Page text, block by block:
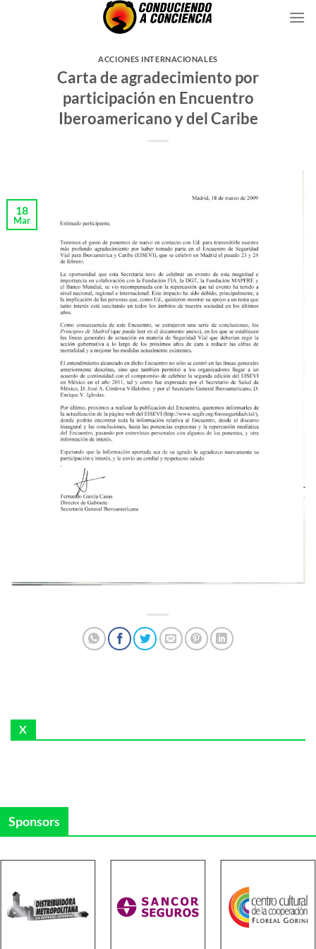
ACCIONES INTERNACIONALES
Carta de agradecimiento por
participación en Encuentro
Iberoamericano y del Caribe
18
Mar
X
Sponsors